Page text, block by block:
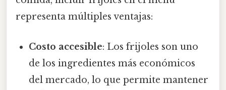
representa múltiples ventajas:
Costo accesible: Los frijoles son uno
de los ingredientes más económicos
del mercado, lo que permite mantener